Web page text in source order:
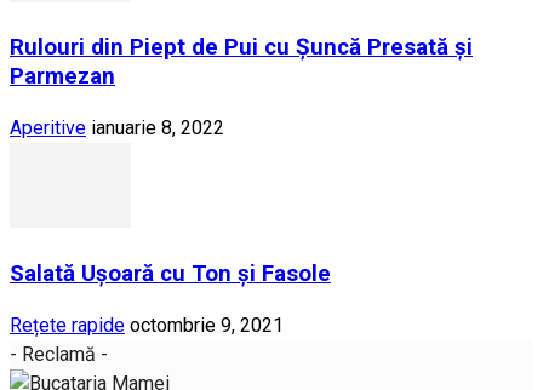
Rulouri din Piept de Pui cu Șuncă Presată și
Parmezan
Aperitive ianuarie 8, 2022
Salată Ușoară cu Ton și Fasole
Rețete rapide octombrie 9, 2021
- Reclamă -